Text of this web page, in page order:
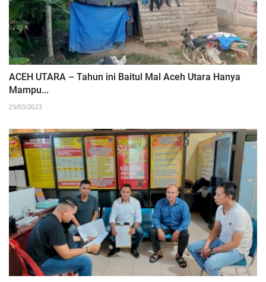
ACEH UTARA – Tahun ini Baitul Mal Aceh Utara Hanya
Mampu...
25/03/2023